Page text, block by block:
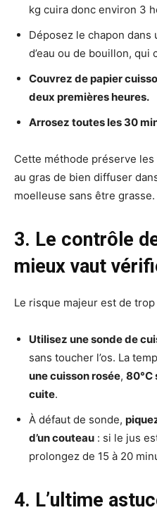
kg cuira donc environ 3
Déposez le chapon dans
d’eau ou de bouillon, qui
Couvrez de papier
deux premières heures.
Arrosez toutes les 30
Cette méthode préserve
au gras de bien diffuser
moelleuse sans être grasse.
3. Le contrôle
mieux vaut
Le risque majeur est de
Utilisez une sonde de
sans toucher l’os. La
une cuisson rosée, 80°C
cuite.
À défaut de sonde,
d’un couteau : si le jus
prolongez de 15 à 20
4. L’ultime